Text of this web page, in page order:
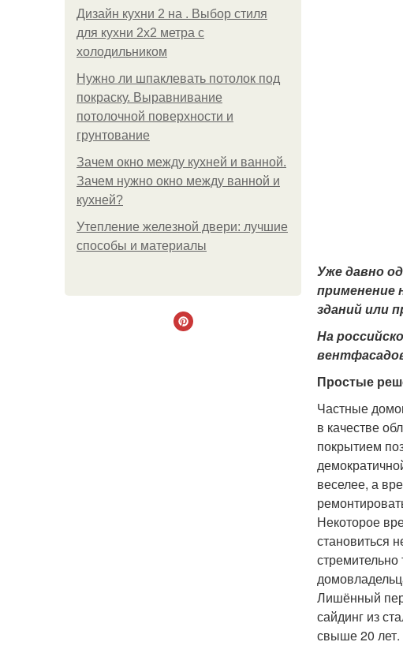
Дизайн кухни 2 на . Выбор стиля
для кухни 2х2 метра с
холодильником
Нужно ли шпаклевать потолок под
покраску. Выравнивание
потолочной поверхности и
грунтование
Зачем окно между кухней и ванной.
Зачем нужно окно между ванной и
кухней?
Утепление железной двери: лучшие
способы и материалы
Уже давно
применение
зданий или
На
Простые
Частные
в качестве
покрытием
веселее, а
Некоторое
становиться
Лишённый
сайдинг из
свыше 20 лет.